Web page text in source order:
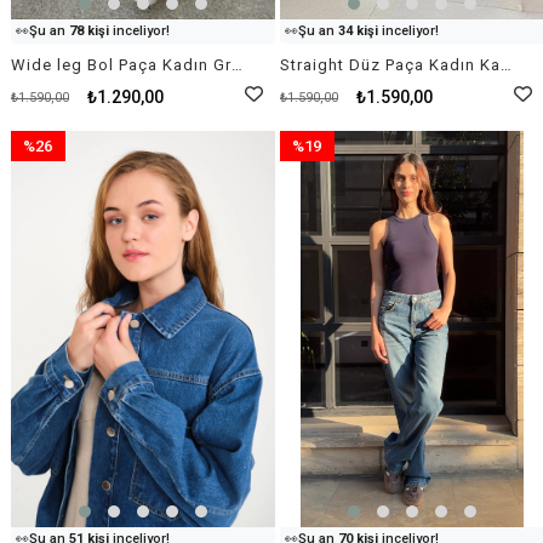
👀Şu an78 kişiinceliyor!
Bu ürünü 19 kişi
favoriledi!
🛒35 kişisepetine ekledi!
✅ Bugün 57 adetsatıldı
Wide leg Bol Paça Kadın Gri Denim Jean Kot Pantolon
₺1.290,00
₺1.590,00
👀Şu an34 kişiinceliyor!
Bu ürünü 53 kişi
favoriledi!
🛒60 kişisepetine ekledi!
✅ Bugün 49 adetsatıldı
₺1.590,00
₺1.590,00
👀Şu an51 kişiinceliyor!
%26
Şu an70 kişiinceliyor!
%19
İndirim
%19İndirim